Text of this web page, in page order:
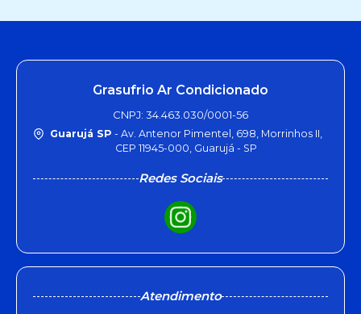
Grasufrio Ar Condicionado
CNPJ: 34.463.030/0001-56
Guarujá SP - Av. Antenor Pimentel, 698, Morrinhos II,
CEP 11945-000, Guarujá - SP
Redes Sociais
Atendimento